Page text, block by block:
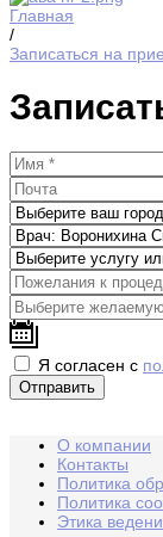
Главная
/
Записаться на
Я согласен с
О компании
Контакты
Политика
Политика
Этика